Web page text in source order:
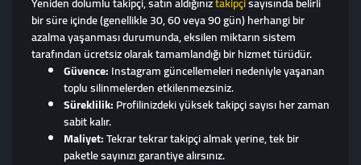
bir süre içinde (genellikle 30, 60 veya 90 gün) herhangi bir
azalma yaşanması durumunda, eksilen miktarın sistem
tarafından ücretsiz olarak tamamlandığı bir hizmet türüdür.
Güvence:Instagram güncellemeleri nedeniyle yaşanan
toplu silinmelerden etkilenmezsiniz.
Süreklilik:Profilinizdeki yüksek takipçi sayısı her zaman
sabit kalır.
Maliyet:Tekrar tekrar takipçi almak yerine, tek bir
paketle sayınızı garantiye alırsınız.